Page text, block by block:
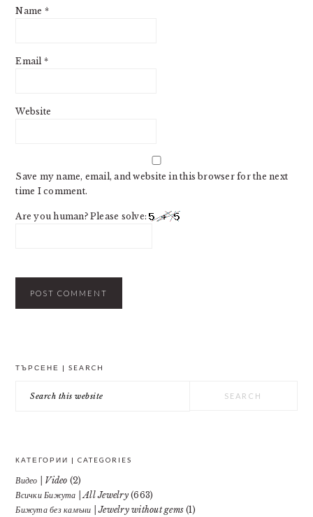
Name *
Email *
Website
Save my name, email, and website in this browser for the next
time I comment.
Are you human? Please solve:
ТЪРСЕНЕ | SEARCH
this
КАТЕГОРИИ | CATEGORIES
Видео | Video (2)
Всички Бижута | All Jewelry(663)
Бижута без камъни | Jewelry without gems (1)